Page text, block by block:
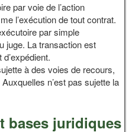
par voie de l’action
l’exécution de tout contrat.
par simple
juge. La transaction est
à des voies de recours,
n’est pas sujette la
bases juridiques